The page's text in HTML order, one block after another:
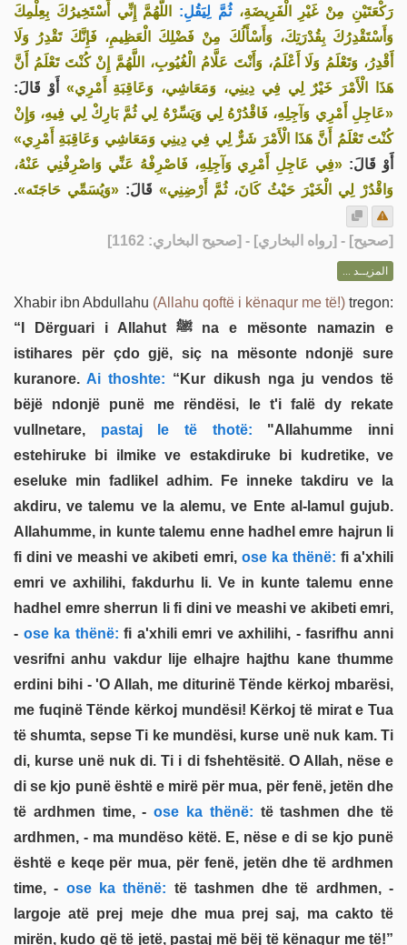
رَكْعَتَيْنِ مِنْ غَيْرِ الْفَرِيضَةِ، ثُمَّ لِيَقُلِ: اللَّهُمَّ إِنِّي أَسْتَخِيرُكَ بِعِلْمِكَ
وَأَسْتَقْدِرُكَ بِقُدْرَتِكَ، وَأَسْأَلُكَ مِنْ فَضْلِكَ الْعَظِيمِ، فَإِنَّكَ تَقْدِرُ وَلَا
أَقْدِرُ، وَتَعْلَمُ وَلَا أَعْلَمُ، وَأَنْتَ عَلَّامُ الْغُيُوبِ، اللَّهُمَّ إِنْ كُنْتَ تَعْلَمُ أَنَّ
هَذَا الْأَمْرَ خَيْرٌ لِي فِي دِينِي، وَمَعَاشِي، وَعَاقِبَةِ أَمْرِي» أَوْ قَالَ:
«عَاجِلِ أَمْرِي وَآجِلِهِ، فَاقْدُرْهُ لِي وَيَسِّرْهُ لِي ثُمَّ بَارِكْ لِي فِيهِ، وَإِنْ
كُنْتَ تَعْلَمُ أَنَّ هَذَا الْأَمْرَ شَرٌّ لِي فِي دِينِي وَمَعَاشِي وَعَاقِبَةِ أَمْرِي»
أَوْ قَالَ: «فِي عَاجِلِ أَمْرِي وَآجِلِهِ، فَاصْرِفْهُ عَنِّي وَاصْرِفْنِي عَنْهُ،
وَاقْدُرْ لِي الْخَيْرَ حَيْثُ كَانَ، ثُمَّ أَرْضِنِي» قَالَ: «وَيُسَمِّي حَاجَتَه».
[صحيح] - [رواه البخاري] - [صحيح البخاري: 1162]
المزيــد ...
Xhabir ibn Abdullahu (Allahu qoftë i kënaqur me të!) tregon:
“I Dërguari i Allahut ﷺ na e mësonte namazin e
istihares për çdo gjë, siç na mësonte ndonjë sure
kuranore. Ai thoshte: “Kur dikush nga ju vendos të
bëjë ndonjë punë me rëndësi, le t'i falë dy rekate
vullnetare, pastaj le të thotë: "Allahumme inni
estehiruke bi ilmike ve estakdiruke bi kudretike, ve
eseluke min fadlikel adhim. Fe inneke takdiru ve la
akdiru, ve talemu ve la alemu, ve Ente al-lamul gujub.
Allahumme, in kunte talemu enne hadhel emre hajrun li
fi dini ve meashi ve akibeti emri,ose ka thënë: fi a'xhili
emri ve axhilihi, fakdurhu li. Ve in kunte talemu enne
hadhel emre sherrun li fi dini ve meashi ve akibeti emri,
- ose ka thënë: fi a'xhili emri ve axhilihi, - fasrifhu anni
vesrifni anhu vakdur lije elhajre hajthu kane thumme
erdini bihi - 'O Allah, me diturinë Tënde kërkoj mbarësi,
me fuqinë Tënde kërkoj mundësi! Kërkoj të mirat e Tua
të shumta, sepse Ti ke mundësi, kurse unë nuk kam. Ti
di, kurse unë nuk di. Ti i di fshehtësitë. O Allah, nëse e
di se kjo punë është e mirë për mua, për fenë, jetën dhe
të ardhmen time, - ose ka thënë: të tashmen dhe të
ardhmen, - ma mundëso këtë. E, nëse e di se kjo punë
është e keqe për mua, për fenë, jetën dhe të ardhmen
time, - ose ka thënë: të tashmen dhe të ardhmen, -
largoje atë prej meje dhe mua prej saj, ma cakto të
mirën, kudo që të jetë, pastaj më bëj të kënaqur me të!”